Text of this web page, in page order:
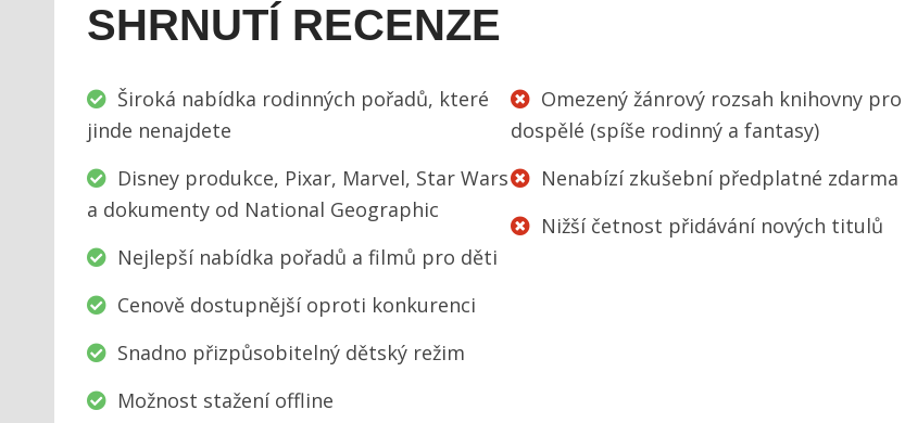
SHRNUTÍ RECENZE
Široká nabídka rodinných pořadů, které
jinde nenajdete
Disney produkce, Pixar, Marvel, Star Wars
a dokumenty od National Geographic
Nejlepší nabídka pořadů a filmů pro děti
Cenově dostupnější oproti konkurenci
Snadno přizpůsobitelný dětský režim
Možnost stažení offline
Omezený žánrový rozsah knihovny pro
dospělé (spíše rodinný a fantasy)
Nenabízí zkušební předplatné zdarma
Nižší četnost přidávání nových titulů